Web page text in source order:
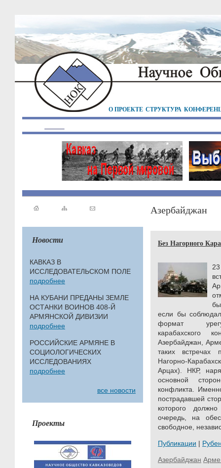
О ПРОЕКТЕ СТРУКТУРА
Новости
КАВКАЗ В
ИССЛЕДОВАТЕЛЬСКОМ ПОЛЕ
подробнее
НА КУБАНИ ПРЕДАНЫ ЗЕМЛЕ
ОСТАНКИ ВОИНОВ 408-Й
АРМЯНСКОЙ ДИВИЗИИ
подробнее
РОССИЙСКИЕ АРМЯНЕ В
СОЦИОЛОГИЧЕСКИХ
ИССЛЕДОВАНИЯХ
подробнее
все новости
Проекты
Азербайджан
Без Нагорного
если бы
формат
карабахского
Азербайджан,
таких встречах
Нагорно-
Арцах). НКР,
основной
конфликта.
пострадавшей
которого
очередь, на
свободное,
Публикации |
Азербайджан